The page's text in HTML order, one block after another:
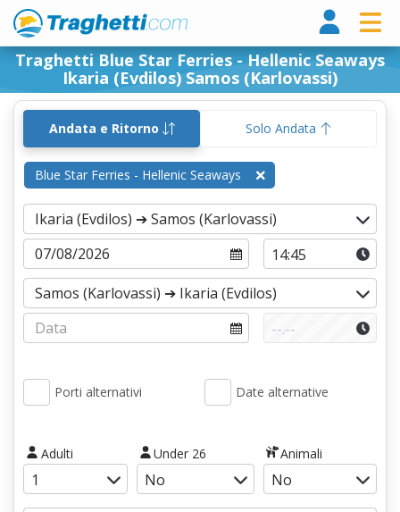
Traghetti Blue Star Ferries - Hellenic Seaways
Ikaria (Evdilos) Samos (Karlovassi)
Andata e Ritorno Solo Andata
Blue Star Ferries - Hellenic Seaways
Porti alternativi Date alternative
Adulti Under 26 Animali